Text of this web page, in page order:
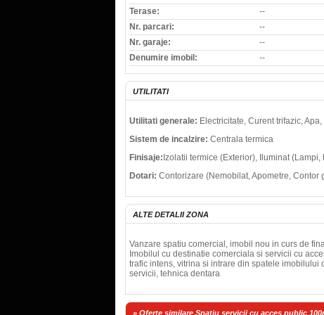
Terase:
--
Nr. parcari:
--
Nr. garaje:
--
Denumire imobil:
--
UTILITATI
Utilitati generale: Electricitate, Curent trifazic,
Sistem de incalzire: Centrala termica
Finisaje: Izolatii termice (Exterior), Iluminat
Dotari: Contorizare (Nemobilat, Apometre, Contor
ALTE DETALII ZONA
Vanzare spatiu comercial, imobil nou in curs de
Imobilul cu destinatie comerciala si servicii cu
trafic intens, vitrina si intrare din spatele
servicii, tehnica dentara
» Oferte similare Spatiu servicii cu acces public